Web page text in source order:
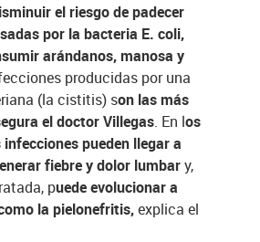
el riesgo de padecer
por la bacteria E. coli,
arándanos, manosa y
producidas por una
(la cistitis) son las más
el doctor Villegas. En los
pueden llegar a
fiebre y dolor lumbary,
puede evolucionar a
la pielonefritis,explica el